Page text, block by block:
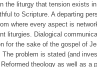
the liturgy that tension exists
to Scripture. A departing
where every aspect is
liturgies. Dialogical
for the sake of the gospel of
problem is stated (and
theology as well as a